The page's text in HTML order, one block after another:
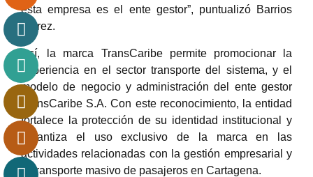
esta empresa es el ente gestor”, puntualizó Barrios
Flórez.
Así, la marca TransCaribe permite promocionar la
experiencia en el sector transporte del sistema, y el
modelo de negocio y administración del ente gestor
TransCaribe S.A. Con este reconocimiento, la entidad
fortalece la protección de su identidad institucional y
garantiza el uso exclusivo de la marca en las
actividades relacionadas con la gestión empresarial y
el transporte masivo de pasajeros en Cartagena.